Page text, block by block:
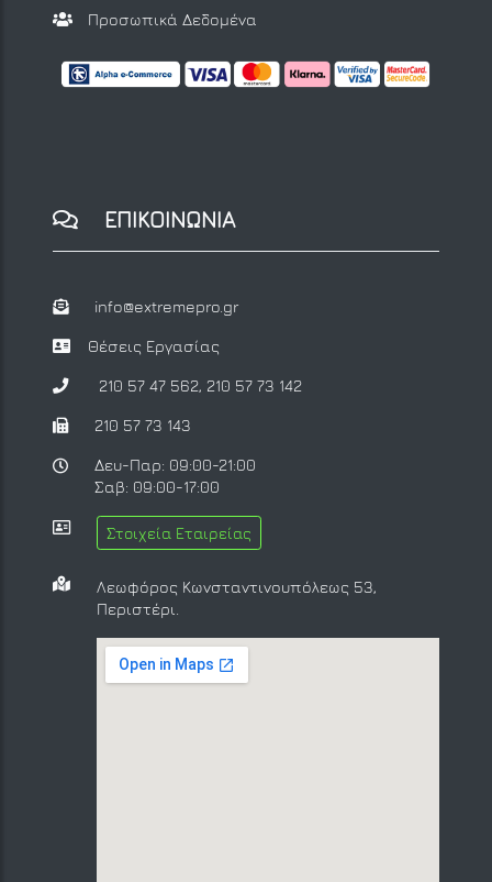
Προσωπικά Δεδομένα
ΕΠΙΚΟΙΝΩΝΙΑ
info@extremepro.gr
Θέσεις Εργασίας
210 57 47 562, 210 57 73 142
210 57 73 143
Δευ-Παρ: 09:00-21:00
Σαβ: 09:00-17:00
Στοιχεία Εταιρείας
Λεωφόρος Κωνσταντινουπόλεως 53,
Περιστέρι.